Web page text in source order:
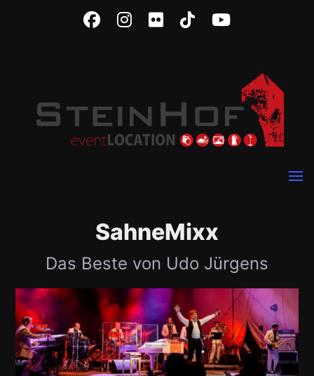
SahneMixx
Das Beste von Udo Jürgens